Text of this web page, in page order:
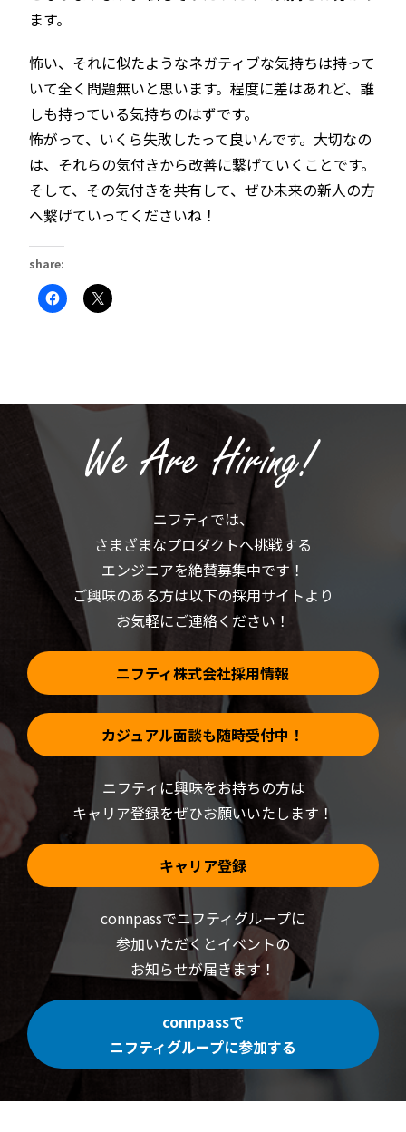
ます。
怖い、それに似たようなネガティブな気持ちは持って
いて全く問題無いと思います。程度に差はあれど、誰
しも持っている気持ちのはずです。
怖がって、いくら失敗したって良いんです。大切なの
は、それらの気付きから改善に繋げていくことです。
そして、その気付きを共有して、ぜひ未来の新人の方
へ繋げていってくださいね！
share:
Facebook
で
リ
し
い
ウ
ィ
開
き
す)
ク
リ
有
(新
い
ウ
ィ
ン
ま
す)
ニフティでは、
さまざまなプロダクトへ挑戦する
エンジニアを絶賛募集中です！
ご興味のある方は以下の採用サイトより
お気軽にご連絡ください！
ニフティ株式会社採用情報
カジュアル面談も随時受付中！
ニフティに興味をお持ちの方は
キャリア登録をぜひお願いいたします！
キャリア登録
connpassでニフティグループに
参加いただくとイベントの
お知らせが届きます！
connpassで
ニフティグループに参加する